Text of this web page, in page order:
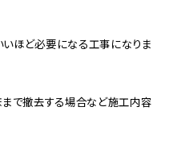
ほど必要になる工事になりま
まで撤去する場合など施工内容